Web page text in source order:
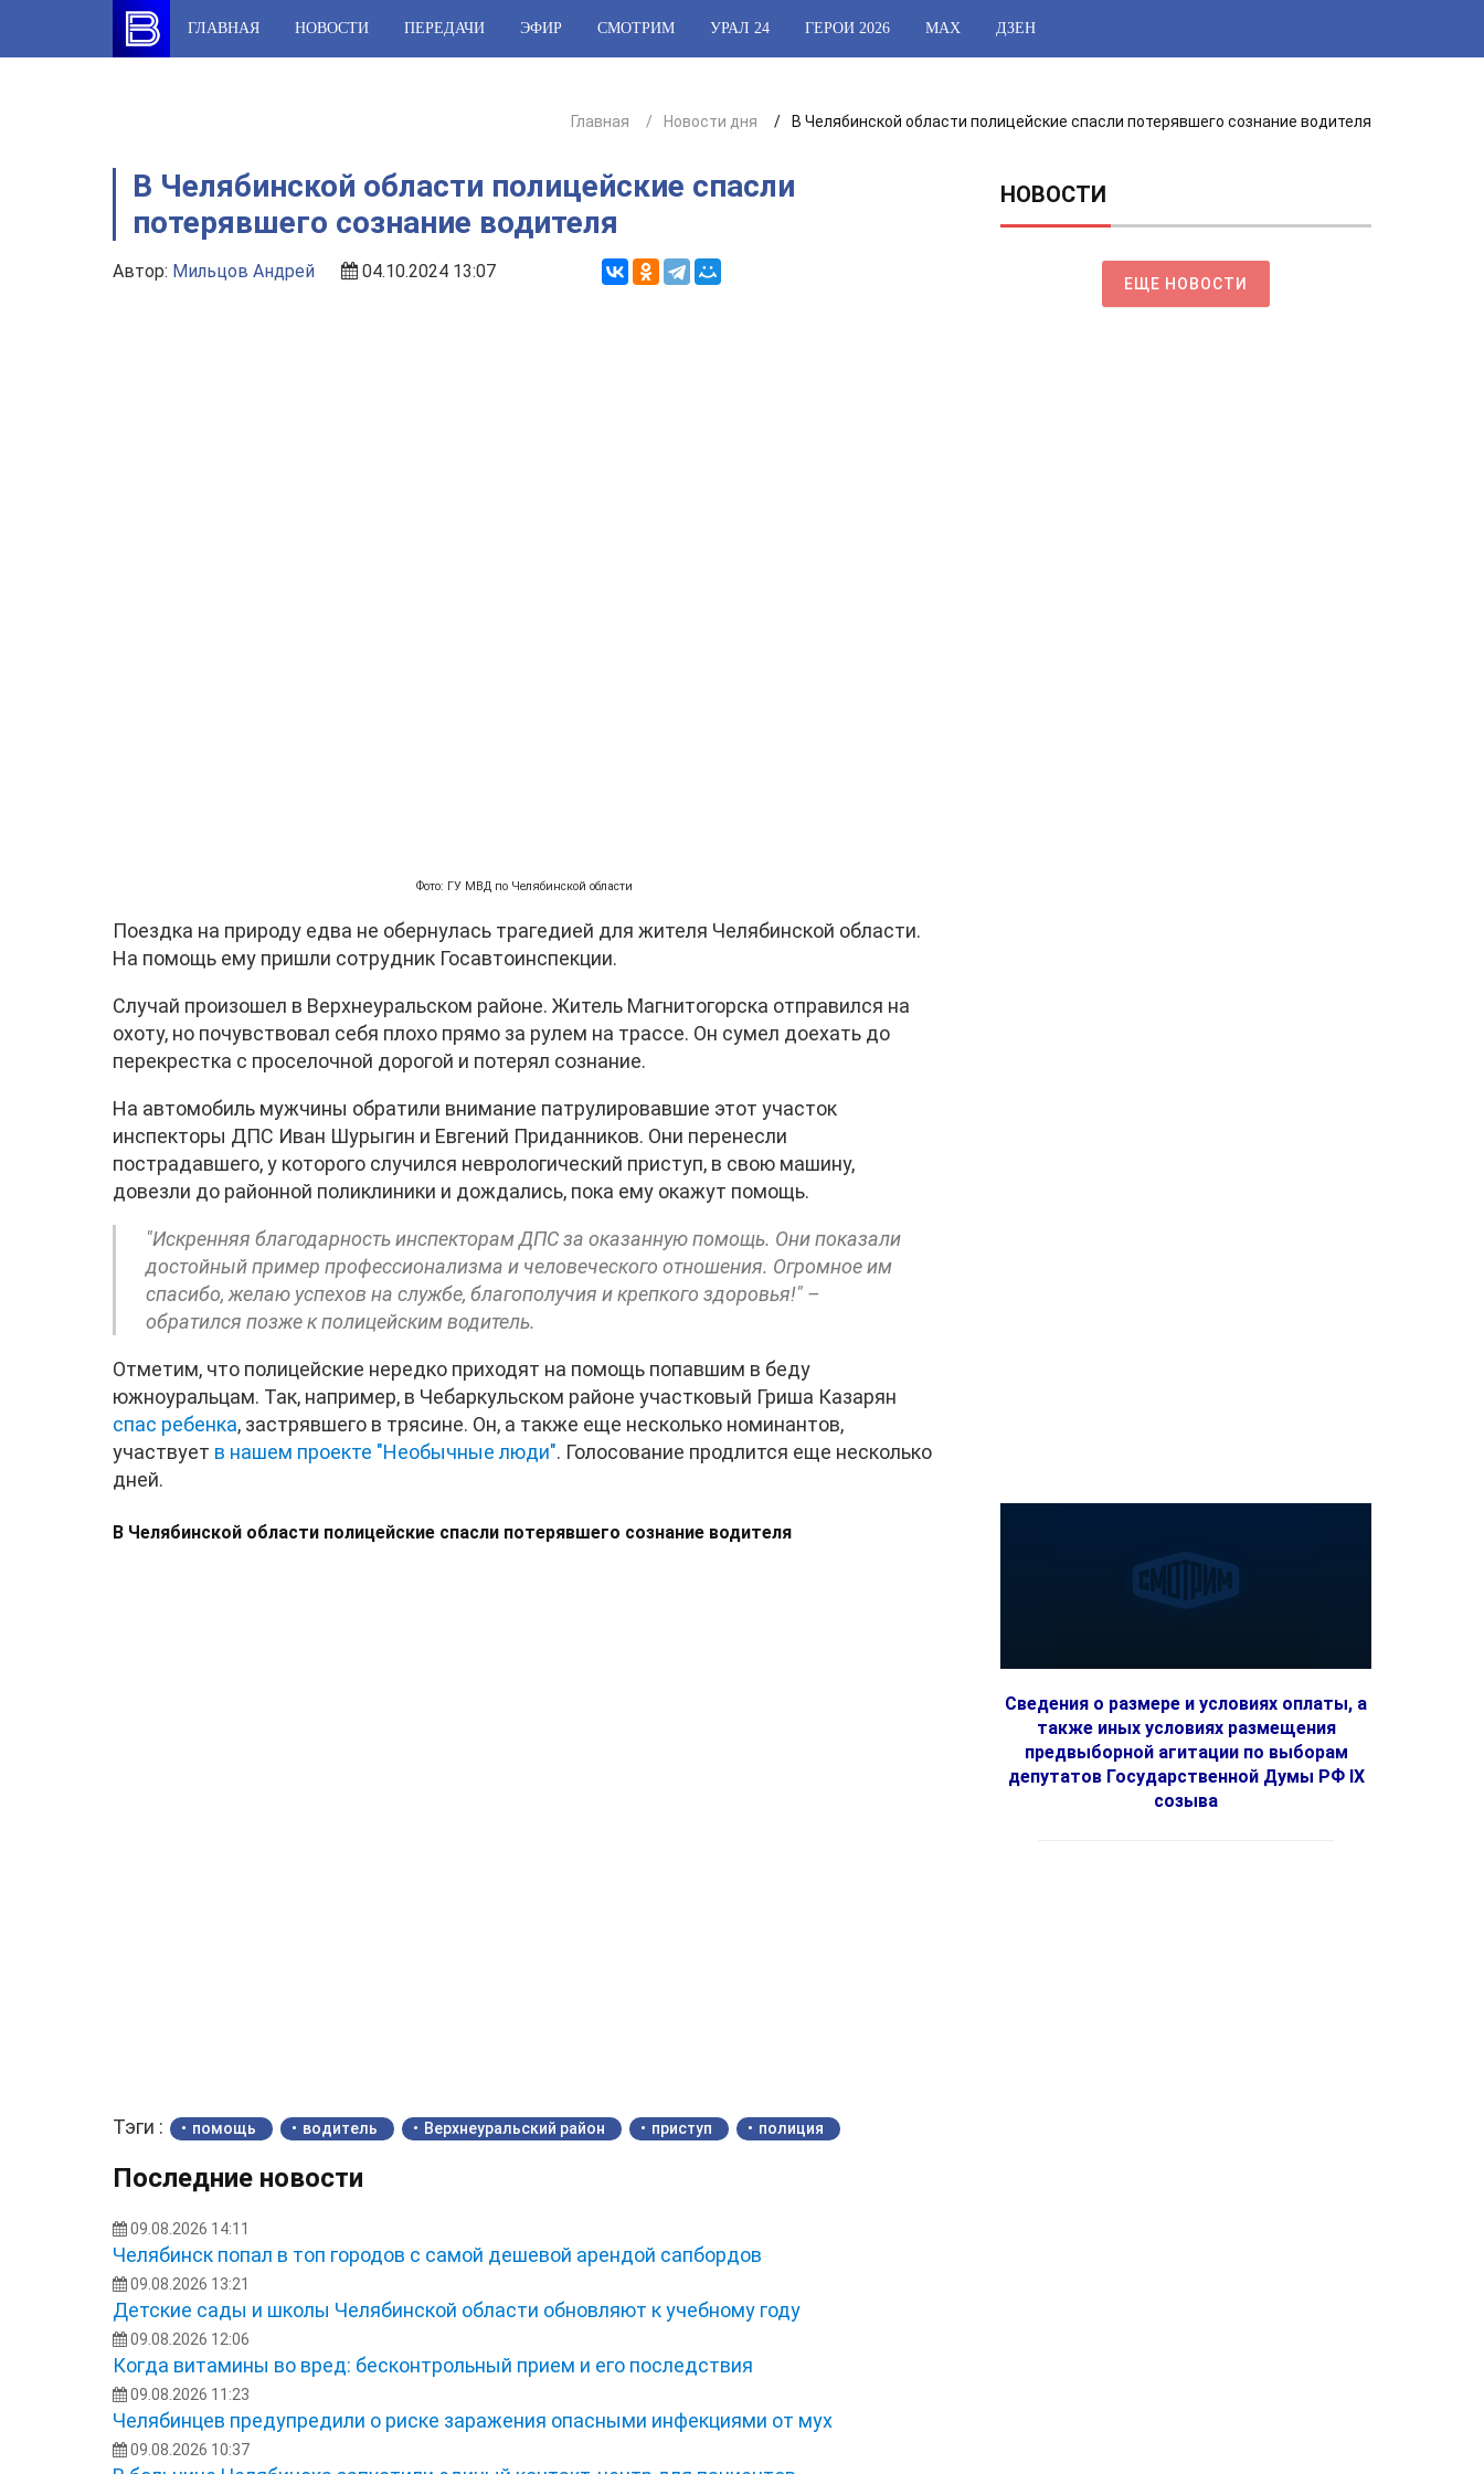
content
ГЛАВНАЯ НОВОСТИ ПЕРЕДАЧИ ЭФИР СМОТРИМ УРАЛ 24 ГЕРОИ 2026 МАХ ДЗЕН
Главная Новости дня В Челябинской области полицейские спасли потерявшего сознание водителя
В Челябинской области полицейские спасли
потерявшего сознание водителя
Автор: Мильцов Андрей 04.10.2024 13:07
Фото: ГУ МВД по Челябинской области
Поездка на природу едва не обернулась трагедией для жителя Челябинской области.
На помощь ему пришли сотрудник Госавтоинспекции.
Случай произошел в Верхнеуральском районе. Житель Магнитогорска отправился на
охоту, но почувствовал себя плохо прямо за рулем на трассе. Он сумел доехать до
перекрестка с проселочной дорогой и потерял сознание.
На автомобиль мужчины обратили внимание патрулировавшие этот участок
инспекторы ДПС Иван Шурыгин и Евгений Приданников. Они перенесли
пострадавшего, у которого случился неврологический приступ, в свою машину,
довезли до районной поликлиники и дождались, пока ему окажут помощь.
"Искренняя благодарность инспекторам ДПС за оказанную помощь. Они показали
достойный пример профессионализма и человеческого отношения. Огромное им
спасибо, желаю успехов на службе, благополучия и крепкого здоровья!" –
обратился позже к полицейским водитель.
Отметим, что полицейские нередко приходят на помощь попавшим в беду
южноуральцам. Так, например, в Чебаркульском районе участковый Гриша Казарян
спас ребенка, застрявшего в трясине. Он, а также еще несколько номинантов,
участвует в нашем проекте "Необычные люди". Голосование продлится еще несколько
дней.
В Челябинской области полицейские спасли потерявшего сознание водителя
Тэги : помощь водитель Верхнеуральский район приступ полиция
Последние новости
09.08.2026 14:11
Челябинск попал в топ городов с самой дешевой арендой сапбордов
09.08.2026 13:21
Детские сады и школы Челябинской области обновляют к учебному году
09.08.2026 12:06
Когда витамины во вред: бесконтрольный прием и его последствия
09.08.2026 11:23
Челябинцев предупредили о риске заражения опасными инфекциями от мух
09.08.2026 10:37
НОВОСТИ
ЕЩЕ НОВОСТИ
Сведения о размере и условиях оплаты, а
также иных условиях размещения
предвыборной агитации по выборам
депутатов Государственной Думы РФ IX
созыва